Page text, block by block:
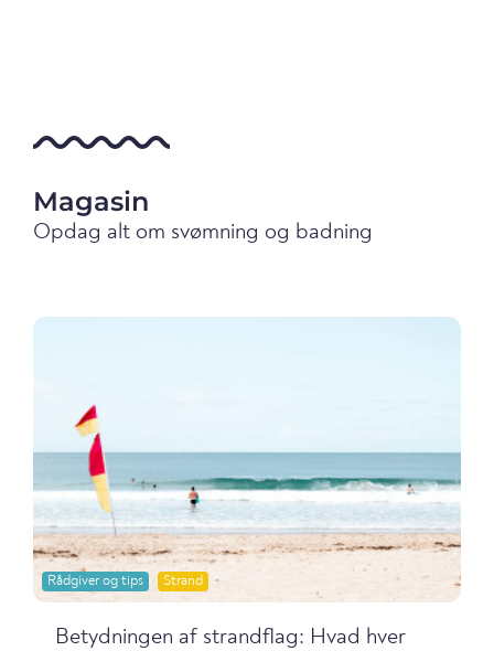
Magasin
Opdag alt om svømning og badning
Rådgiver og tips Strand
Betydningen af strandflag: Hvad hver